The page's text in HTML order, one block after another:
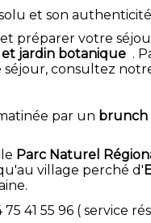
et son authenticité
préparer votre
et jardin botanique .
séjour, consultez
par un brunch
Parc Naturel
village perché d'
41 55 96 ( service